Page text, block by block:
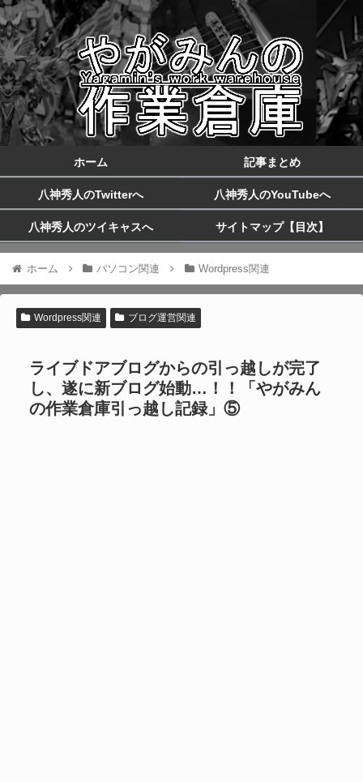
ホーム 記事まとめ
八神秀人のTwitterへ 八神秀人のYouTubeへ
八神秀人のツイキャスへ サイトマップ【目次】
ホーム パソコン関連 Wordpress関連
Wordpress関連 ブログ運営関連
ライブドアブログからの引っ越しが完了
し、遂に新ブログ始動…！！「やがみん
の作業倉庫引っ越し記録」⑤